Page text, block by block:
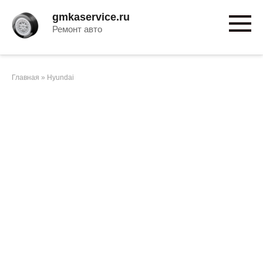
контенту
gmkaservice.ru
Ремонт авто
Главная » Hyundai